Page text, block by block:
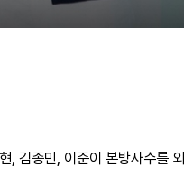
, 김종민, 이준이 본방사수를